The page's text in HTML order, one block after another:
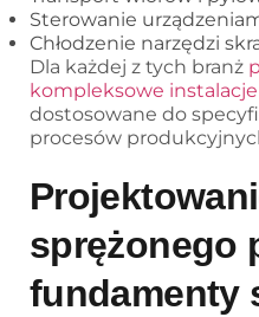
Sterowanie
Chłodzenie narzędzi
Dla każdej z tych branż
kompleksowe instalacje
dostosowane do
procesów
sprężonego
fundamenty